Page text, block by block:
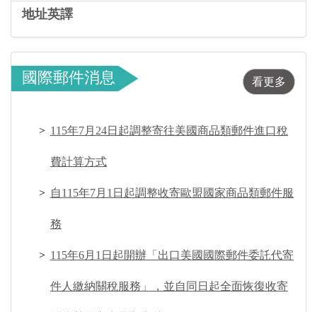
地址英譯
國際郵件消息 看更多
115年7月24日起調整寄往美國商品類郵件進口稅
費計算方式
自115年7月1日起調整收寄歐盟國家商品類郵件服
務
115年6月1日起開辦「出口美國國際郵件委託代寄
件人繳納關稅服務」，並自同日起全面恢復收寄